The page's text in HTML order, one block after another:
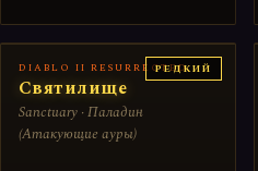
РЕДКИЙ
DIABLO II RESURRECTED
Святилище
Sanctuary · Паладин
(Атакующие ауры)